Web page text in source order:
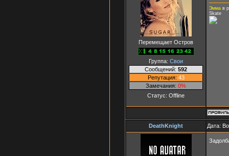
Перемещает Остров
Группа: Свои
Сообщений: 592
Репутация: 43
Замечания: 0%
Статус: Offline
Эмма в
Skate
DeathKnight Дата: